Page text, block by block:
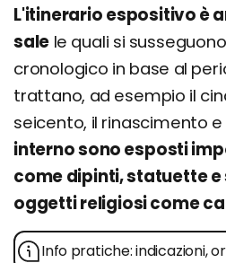
L'itinerario espositivo è
sale le quali si
cronologico in base al
trattano, ad esempio il
seicento, il rinascimento
interno sono esposti
come dipinti, statuette
oggetti religiosi come
Info pratiche: indicazioni,